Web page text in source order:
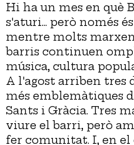
Hi ha un mes en què
s'aturi... però només
mentre molts marxen
barris continuen
música, cultura
A l'agost arriben tres
més emblemàtiques
Sants i Gràcia. Tres
viure el barri, però
fer comunitat. I, en el